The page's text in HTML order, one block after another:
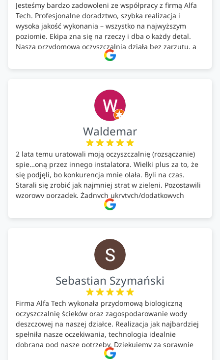
Jesteśmy bardzo zadowoleni ze współpracy z firmą Alfa
Tech. Profesjonalne doradztwo, szybka realizacja i
wysoka jakość wykonania – wszystko na najwyższym
poziomie. Ekipa zna się na rzeczy i dba o każdy detal.
Nasza przydomowa oczyszczalnia działa bez zarzutu, a
całość została wykonana zgodnie z terminem i
ustaleniami. Z czystym sumieniem polecamy Alfa Tech
ekologicznych rozwiązań!🍀
Waldemar
2 lata temu uratowali moją oczyszczalnię (rozsączanie)
spie…oną przez innego instalatora. Wielki plus za to, że
się podjęli, bo konkurencja mnie olała. Byli na czas.
Starali się zrobić jak najmniej strat w zieleni. Pozostawili
wzorowy porządek. Żadnych ukrytych/dodatkowych
kosztów. Zaskoczenie. Kontakt bardzo OK. Obsługa
pomontażowa również OK. A ich środki do oczyszczalni –
Sebastian Szymański
Firma Alfa Tech wykonała przydomową biologiczną
oczyszczalnię ścieków oraz zagospodarowanie wody
deszczowej na naszej działce. Realizacja jak najbardziej
spełniła nasze oczekiwania, technologia idealnie
dobrana pod nasze potrzeby. Dziękujemy za sprawnie
wykonany montaż w świetnej atmosferze! Polecam!